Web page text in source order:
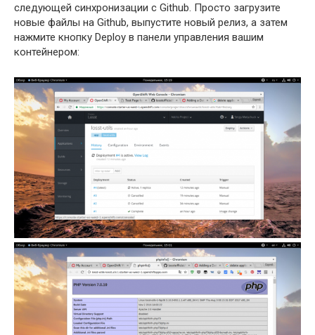
следующей синхронизации с Github. Просто загрузите
новые файлы на Github, выпустите новый релиз, а затем
нажмите кнопку Deploy в панели управления вашим
контейнером: